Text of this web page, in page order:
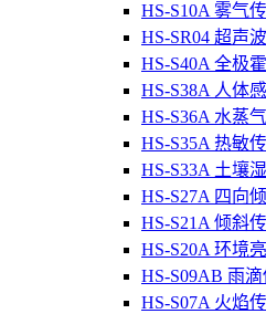
HS-S10A 雾气
HS-SR04 超声
HS-S40A 全极
HS-S38A 人体
HS-S36A 水蒸
HS-S35A 热敏
HS-S33A 土壤
HS-S27A 四向
HS-S21A 倾斜
HS-S20A 环境
HS-S09AB 雨
HS-S07A 火焰